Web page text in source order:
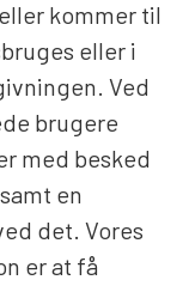
kommer til
eller i
Ved
brugere
med besked
en
det. Vores
er at få